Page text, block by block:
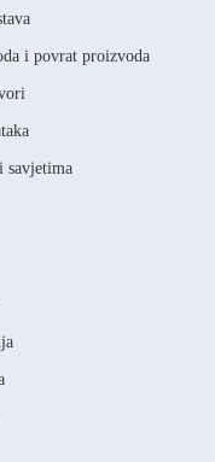
i povrat proizvoda
savjetima